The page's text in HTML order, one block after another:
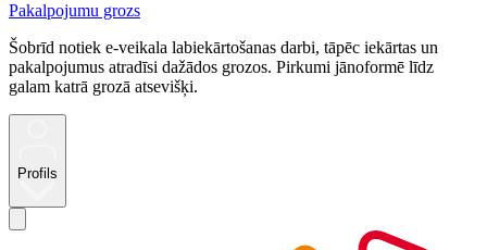
Pakalpojumu grozs
Šobrīd notiek e-veikala labiekārtošanas darbi, tāpēc iekārtas un
pakalpojumus atradīsi dažādos grozos. Pirkumi jānoformē līdz
galam katrā grozā atsevišķi.
Profils